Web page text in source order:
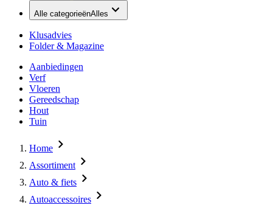
Alle categorieënAlles
Klusadvies
Folder & Magazine
Aanbiedingen
Verf
Vloeren
Gereedschap
Hout
Tuin
Home
Assortiment
Auto & fiets
Autoaccessoires